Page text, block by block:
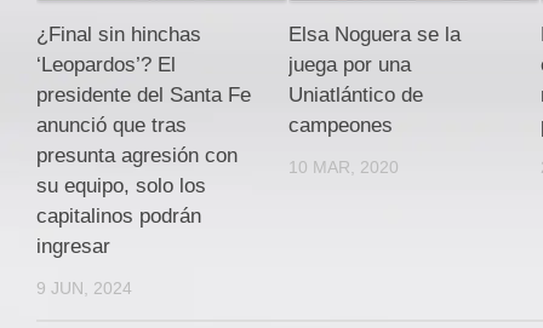
¿Final sin hinchas
‘Leopardos’? El
presidente del Santa Fe
anunció que tras
presunta agresión con
su equipo, solo los
capitalinos podrán
ingresar
9 JUN, 2024
Elsa Noguera se la
juega por una
Uniatlántico de
campeones
10 MAR, 2020